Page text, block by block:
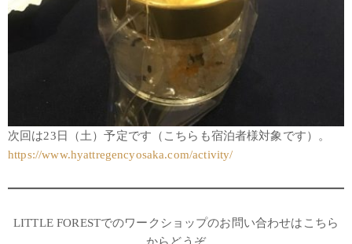
次回は23日（土）予定です（こちらも宿泊者様対象です）。
https://www.hyattregencyosaka.com/activity/
LITTLE FORESTでのワークショップのお問い合わせはこちら